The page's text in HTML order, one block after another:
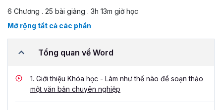
6 Chương . 25 bài giảng . 3h 13m giờ học
Mở rộng tất cả các phần
Tổng quan về Word
1. Giới thiệu Khóa học - Làm như thế nào để soạn thảo
một văn bản chuyên nghiệp